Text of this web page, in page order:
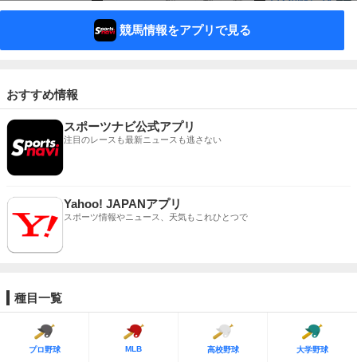
競馬情報をアプリで見る
おすすめ情報
スポーツナビ公式アプリ
注目のレースも最新ニュースも逃さない
Yahoo! JAPANアプリ
スポーツ情報やニュース、天気もこれひとつで
種目一覧
プロ野球 MLB 高校野球 大学野球